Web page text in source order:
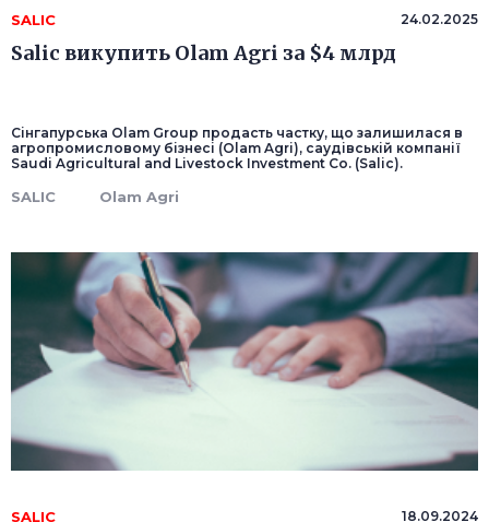
SALIC 24.02.2025
Salic викупить Olam Agri за $4 млрд
Сінгапурська Olam Group продасть частку, що залишилася в
агропромисловому бізнесі (Olam Agri), саудівській компанії
Saudi Agricultural and Livestock Investment Co. (Salic).
SALIC Olam Agri
SALIC 18.09.2024